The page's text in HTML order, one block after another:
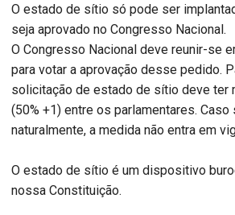
O estado de sítio só pode ser
seja aprovado no Congresso Nacional.
O Congresso Nacional deve reunir-se
para votar a aprovação desse pedido.
solicitação de estado de sítio deve ter
(50% +1) entre os parlamentares. Caso
naturalmente, a medida não entra em
O estado de sítio é um dispositivo
nossa Constituição.